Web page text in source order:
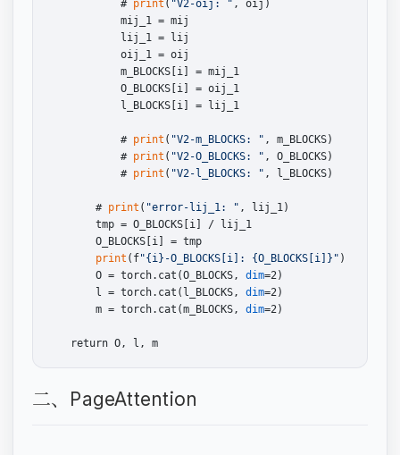
            #
print ( "V2-oij: " , oij)
            mij_1 = mij
            lij_1 = lij
            oij_1 = oij
            m_BLOCKS[i] = mij_1
            O_BLOCKS[i] = oij_1
            l_BLOCKS[i] = lij_1
            #
print ( "V2-m_BLOCKS: " , m_BLOCKS)
            #
print ( "V2-O_BLOCKS: " , O_BLOCKS)
            #
print ( "V2-l_BLOCKS: " , l_BLOCKS)
        #
print ( "error-lij_1: " , lij_1)
        tmp = O_BLOCKS[i] / lij_1
        O_BLOCKS[i] = tmp
print (f"{i}-O_BLOCKS[i]: {O_BLOCKS[i]}" )
        O = torch.cat(O_BLOCKS,
dim=2)
        l = torch.cat(l_BLOCKS,
dim=2)
        m = torch.cat(m_BLOCKS,
dim=2)
二、PageAttention